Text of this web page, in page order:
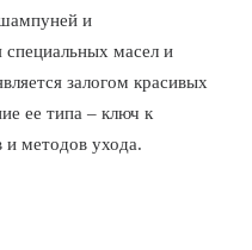
и
масел и
залогом красивых
ее типа – ключ к
и методов ухода.